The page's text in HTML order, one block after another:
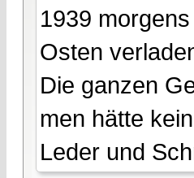
1939
Osten
Die ganzen
men hätte
Leder und